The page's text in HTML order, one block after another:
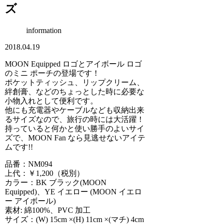
ズ
information
2018.04.19
MOON Equipped ロゴとアイボール ロゴ
のミニ ポーチの登場です！
ポケットティッシュ、リップクリーム、
絆創膏、などのちょっとした時に必要な
小物入れとして便利です。
他にも充電器やケーブルなども収納出来
るサイズなので、旅行の時には大活躍！
持っていると何かと使い勝手のよいサイ
ズで、MOON Fan なら見逃せないアイテ
ムです!!
品番：NM094
上代：￥1,200（税別）
カラー：BK ブラック(MOON
Equipped)、YE イエロー (MOON イエロ
ー アイボール)
素材: 綿100%、PVC 加工
サイズ：(W) 15cm ×(H) 11cm ×(マチ) 4cm